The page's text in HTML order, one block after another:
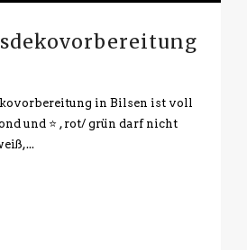
in Bilsen ist voll
und ⭐ , rot/ grün darf nicht